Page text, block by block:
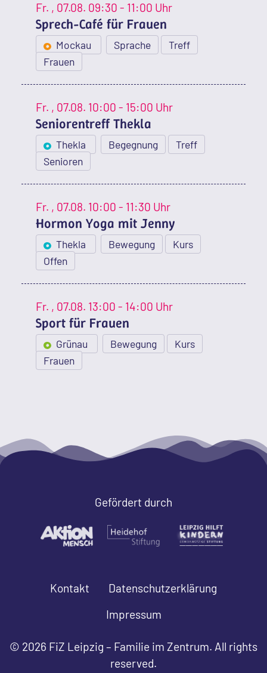
Fr. , 07.08. 09:30 - 11:00 Uhr
Sprech-Café für Frauen
Mockau Sprache
Treff
Frauen
Fr. , 07.08. 10:00 - 15:00 Uhr
Seniorentreff Thekla
Thekla Begegnung
Treff
Senioren
Fr. , 07.08. 10:00 - 11:30 Uhr
Hormon Yoga mit Jenny
Thekla Bewegung
Kurs
Offen
Fr. , 07.08. 13:00 - 14:00 Uhr
Sport für Frauen
Grünau Bewegung
Kurs
Frauen
Gefördert durch
Kontakt
Datenschutzerklärung
Impressum
© 2026 FiZ Leipzig – Familie im Zentrum. All rights
reserved.